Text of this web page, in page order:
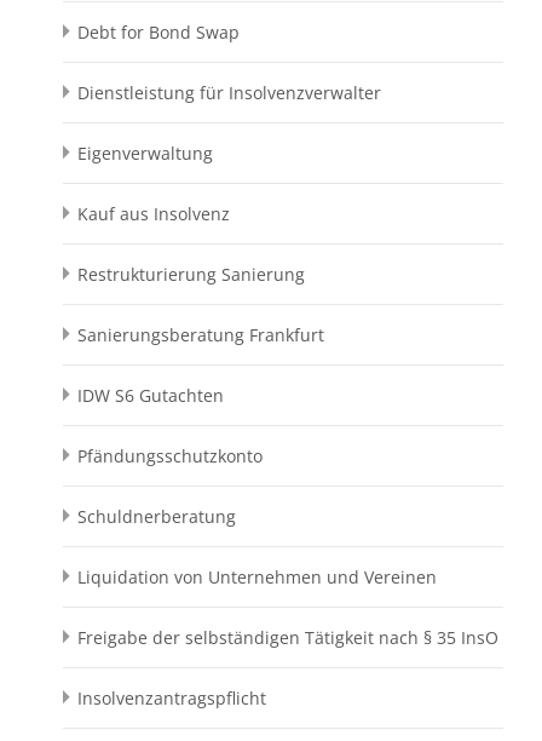
Debt for Bond Swap
Dienstleistung für Insolvenzverwalter
Eigenverwaltung
Kauf aus Insolvenz
Restrukturierung Sanierung
Sanierungsberatung Frankfurt
IDW S6 Gutachten
Pfändungsschutzkonto
Schuldnerberatung
Liquidation von Unternehmen und Vereinen
Freigabe der selbständigen Tätigkeit nach § 35 InsO
Insolvenzantragspflicht